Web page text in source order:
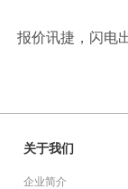
报价讯捷，闪电
关于我们
企业简介